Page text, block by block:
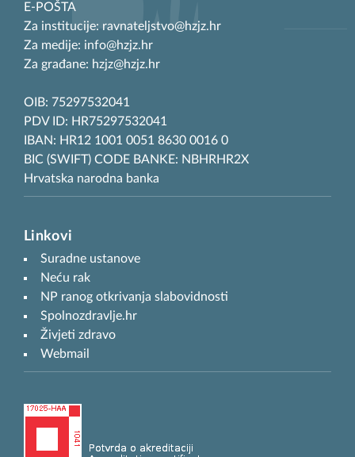
E-POŠTA
Za institucije: ravnateljstvo@hzjz.hr
Za medije: info@hzjz.hr
Za građane: hzjz@hzjz.hr
OIB: 75297532041
PDV ID: HR75297532041
IBAN: HR12 1001 0051 8630 0016 0
BIC (SWIFT) CODE BANKE: NBHRHR2X
Hrvatska narodna banka
Linkovi
Suradne ustanove
Neću rak
NP ranog otkrivanja slabovidnosti
Spolnozdravlje.hr
Živjeti zdravo
Webmail